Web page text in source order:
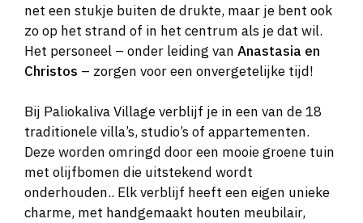
net een stukje buiten de drukte, maar je bent ook
zo op het strand of in het centrum als je dat wil.
Het personeel – onder leiding van Anastasia en
Christos – zorgen voor een onvergetelijke tijd!
Bij Paliokaliva Village verblijf je in een van de 18
traditionele villa’s, studio’s of appartementen.
Deze worden omringd door een mooie groene tuin
met olijfbomen die uitstekend wordt
onderhouden.. Elk verblijf heeft een eigen unieke
charme, met handgemaakt houten meubilair,